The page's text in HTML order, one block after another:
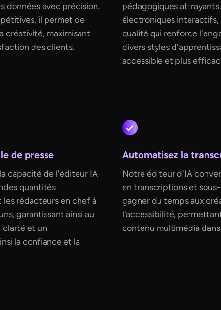
données avec précision.
il permet de
créativité, maximisant
des clients.
pédagogiques
électroniques
qualité qui renforce
divers styles
accessible et plus
de presse
capacité de l'éditeur IA
quantités
rédacteurs en chef à
garantissant ainsi au
clarté et un
la confiance et la
Automatisez la
Notre éditeur d'IA
en transcriptions et
gagner du temps aux
l'accessibilité,
contenu multimédia